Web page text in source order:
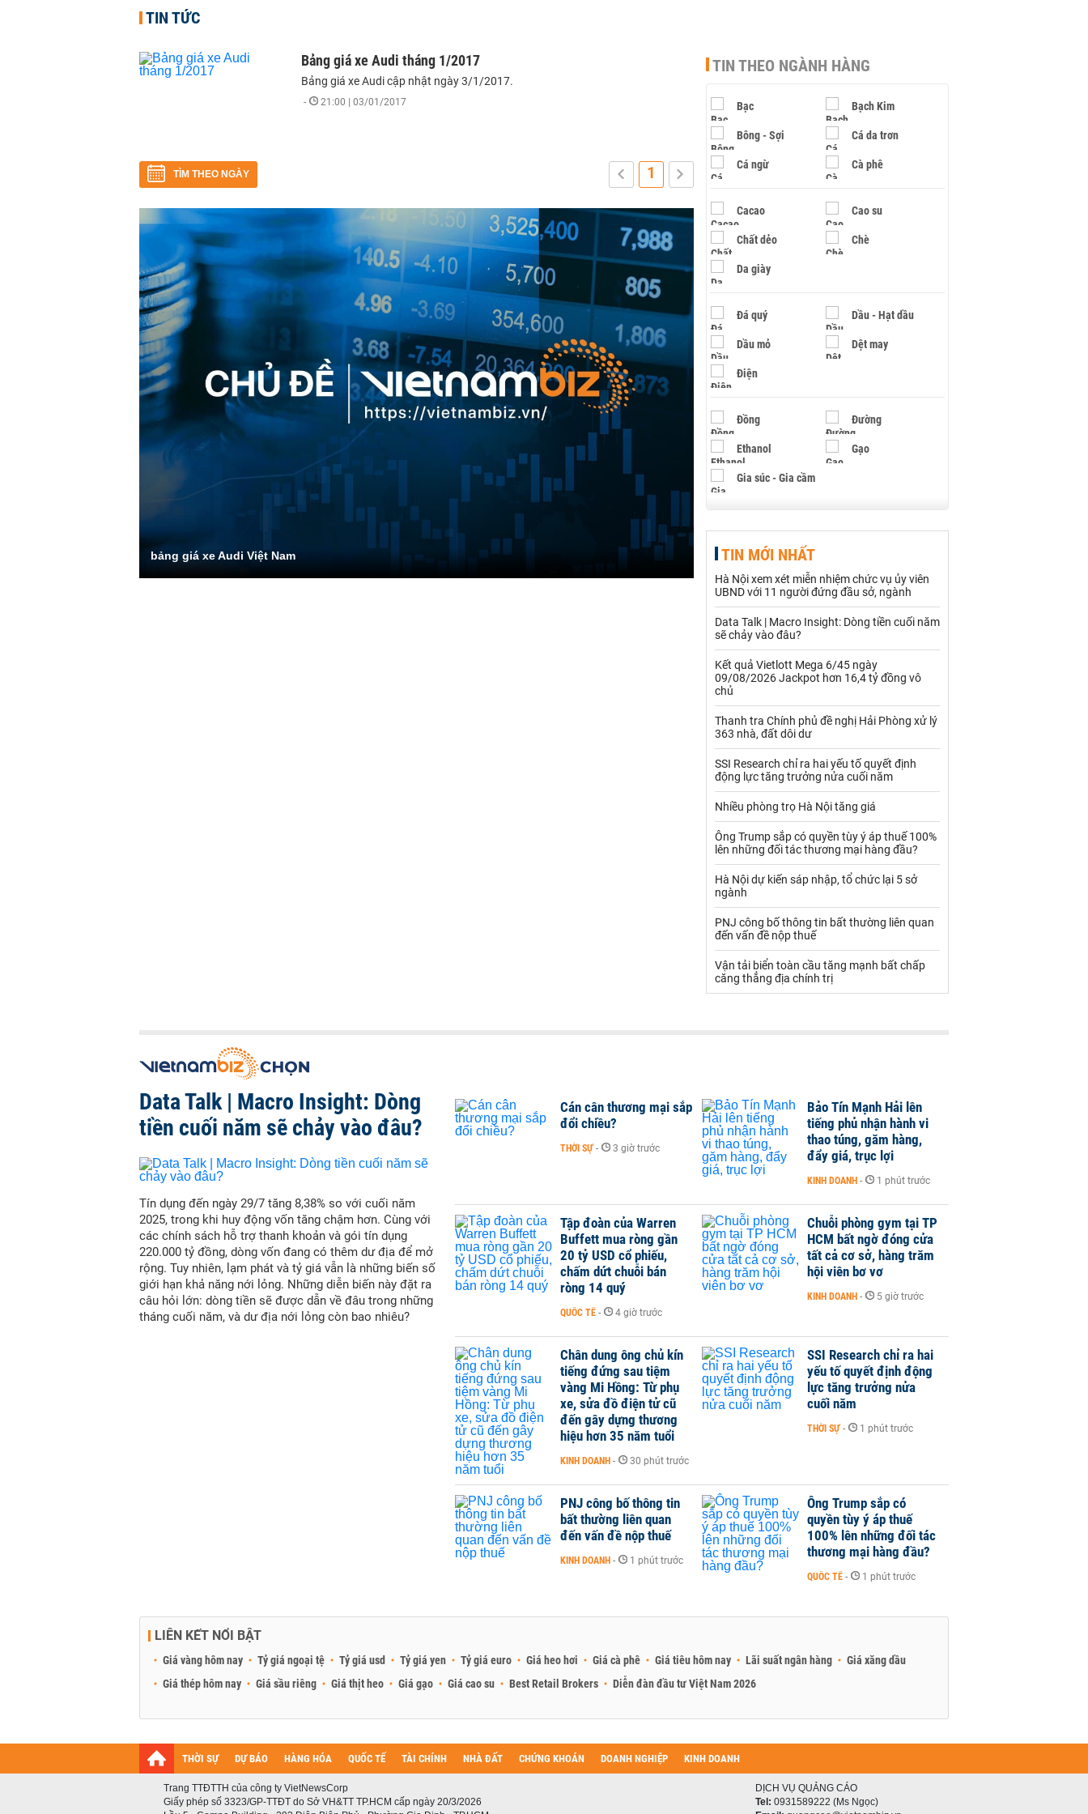
TIN TỨC
Bảng giá xe Audi tháng 1/2017
Bảng giá xe Audi cập nhật ngày 3/1/2017.
- 21:00 | 03/01/2017
TÌM THEO NGÀY 1
bảng giá xe Audi Việt Nam
TIN THEO NGÀNH HÀNG
Bạc Bạch Kim
Bông - Sợi Cá da trơn
Cá ngừ Cà phê
Cacao Cao su
Chất dẻo Chè
Da giày
Đá quý Dầu - Hạt dầu
Dầu mỏ Dệt may
Điện
Đồng Đường
Ethanol Gạo
Gia súc - Gia cầm
Hạt điều
Khí đốt
Kim loại khác Mắc ca
Muối Ngũ cốc
Nhựa - Hạt nhựa
Palladium
Rau - Củ -Quả Sắt thép
Sữa
Than Thức ăn chăn nuôi
Thủy hải sản khác Tôm
Vàng
VLXD khác
Xi măng - Clynker
TIN MỚI NHẤT
Hà Nội xem xét miễn nhiệm chức vụ ủy viên
UBND với 11 người đứng đầu sở, ngành
Data Talk | Macro Insight: Dòng tiền cuối năm
sẽ chảy vào đâu?
Kết quả Vietlott Mega 6/45 ngày
09/08/2026 Jackpot hơn 16,4 tỷ đồng vô
chủ
Thanh tra Chính phủ đề nghị Hải Phòng xử lý
363 nhà, đất dôi dư
SSI Research chỉ ra hai yếu tố quyết định
động lực tăng trưởng nửa cuối năm
Nhiều phòng trọ Hà Nội tăng giá
Ông Trump sắp có quyền tùy ý áp thuế 100%
lên những đối tác thương mại hàng đầu?
Hà Nội dự kiến sáp nhập, tổ chức lại 5 sở
ngành
PNJ công bố thông tin bất thường liên quan
đến vấn đề nộp thuế
Vận tải biển toàn cầu tăng mạnh bất chấp
căng thẳng địa chính trị
Data Talk | Macro Insight: Dòng
tiền cuối năm sẽ chảy vào đâu?
Tín dụng đến ngày 29/7 tăng 8,38% so với cuối năm
2025, trong khi huy động vốn tăng chậm hơn. Cùng với
các chính sách hỗ trợ thanh khoản và gói tín dụng
220.000 tỷ đồng, dòng vốn đang có thêm dư địa để mở
rộng. Tuy nhiên, lạm phát và tỷ giá vẫn là những biến số
giới hạn khả năng nới lỏng. Những diễn biến này đặt ra
câu hỏi lớn: dòng tiền sẽ được dẫn về đâu trong những
tháng cuối năm, và dư địa nới lỏng còn bao nhiêu?
Cán cân thương mại sắp
đổi chiều?
THỜI SỰ - 3 giờ trước
Bảo Tín Mạnh Hải lên
tiếng phủ nhận hành vi
thao túng, găm hàng,
đẩy giá, trục lợi
KINH DOANH - 1 phút trước
Tập đoàn của Warren
Buffett mua ròng gần
20 tỷ USD cổ phiếu,
chấm dứt chuỗi bán
ròng 14 quý
QUỐC TẾ - 4 giờ trước
Chuỗi phòng gym tại TP
HCM bất ngờ đóng cửa
tất cả cơ sở, hàng trăm
hội viên bơ vơ
KINH DOANH - 5 giờ trước
Chân dung ông chủ kín
tiếng đứng sau tiệm
vàng Mi Hồng: Từ phụ
xe, sửa đồ điện tử cũ
đến gây dựng thương
hiệu hơn 35 năm tuổi
KINH DOANH - 30 phút trước
SSI Research chỉ ra hai
yếu tố quyết định động
lực tăng trưởng nửa
cuối năm
THỜI SỰ - 1 phút trước
PNJ công bố thông tin
bất thường liên quan
đến vấn đề nộp thuế
KINH DOANH - 1 phút trước
Ông Trump sắp có
quyền tùy ý áp thuế
100% lên những đối tác
thương mại hàng đầu?
QUỐC TẾ - 1 phút trước
LIÊN KẾT NỔI BẬT
Giá vàng hôm nay Tỷ giá ngoại tệ Tỷ giá usd Tỷ giá yen Tỷ giá euro Giá heo hơi Giá cà phê Giá tiêu hôm nay Lãi suất ngân hàng
Giá xăng dầu
Giá thép hôm nay
Giá sầu riêng Giá thịt heo Giá gạo Giá cao su Best Retail Brokers Diễn đàn đầu tư Việt Nam 2026
THỜI SỰ DỰ BÁO HÀNG HÓA QUỐC TẾ TÀI CHÍNH NHÀ ĐẤT CHỨNG KHOÁN DOANH NGHIỆP KINH DOANH
Trang TTĐTTH của công ty VietNewsCorp
Giấy phép số 3323/GP-TTĐT do Sở VH&TT TP.HCM cấp ngày 20/3/2026
DỊCH VỤ QUẢNG CÁO
Tel: 0931589222 (Ms Ngọc)